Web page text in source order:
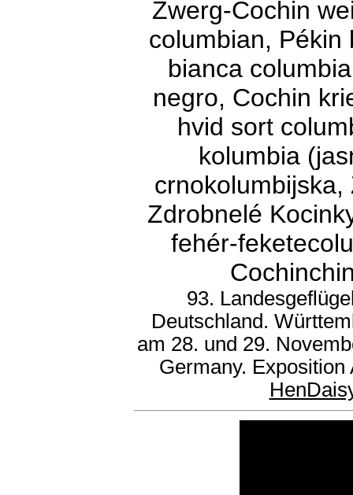
Zwerg-Cochin
columbian, Pékin
bianca
negro, Cochin
hvid sort
kolumbia
Zdrobnelé
fehér-
93.
Deutschland.
am 28. und 29.
Germany.